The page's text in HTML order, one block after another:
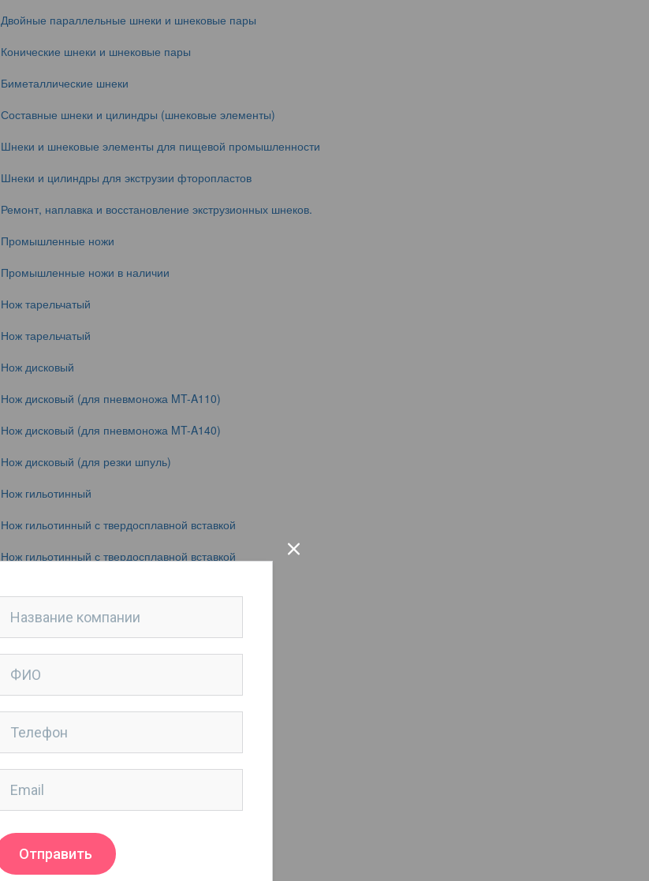
Двойные параллельные шнеки и шнековые пары
Конические шнеки и шнековые пары
Биметаллические шнеки
Составные шнеки и цилиндры (шнековые элементы)
Шнеки и шнековые элементы для пищевой промышленности
Шнеки и цилиндры для экструзии фторопластов
Ремонт, наплавка и восстановление экструзионных шнеков.
Промышленные ножи
Промышленные ножи в наличии
Нож тарельчатый
Нож тарельчатый
Нож дисковый
Нож дисковый (для пневмоножа MT-A110)
Нож дисковый (для пневмоножа MT-A140)
Нож дисковый (для резки шпуль)
Нож гильотинный
Нож гильотинный с твердосплавной вставкой
Нож гильотинный с твердосплавной вставкой
Нож дисковый
Нож дисковый
Нож тарельчатый
Нож тарельчатый
Нож дисковый
Нож дисковый
Нож дисковый (для резки рулонов)
Нож дисковый